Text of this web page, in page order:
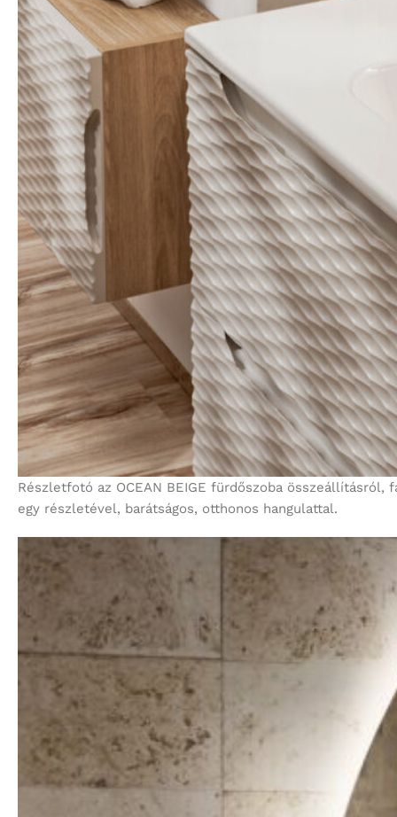
Részletfotó az OCEAN BEIGE fürdőszoba
egy részletével, barátságos, otthonos hangulattal.